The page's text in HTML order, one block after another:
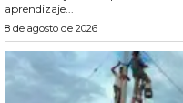
aprendizaje...
8 de agosto de 2026